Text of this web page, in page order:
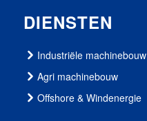
DIENSTEN
Industriële machinebouw
Agri machinebouw
Offshore & Windenergie